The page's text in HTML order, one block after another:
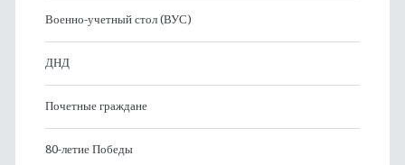
Военно-учетный стол (ВУС)
ДНД
Почетные граждане
80-летие Победы